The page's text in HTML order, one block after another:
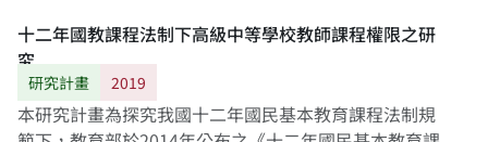
責任。鬆綁國家管制已經是各國教科書制度改革的趨
勢，而我國建構以審定制度為核心的品質保證機制，是
有檢討、改革的餘地。本研究以系統理論作為教科書制
度改革的分析工具，並輔以文獻分析、訪談方法，除探
究教科書審定制度實踐之問題外，並透過教科書的出
十二年國教課程法制下高級中等學校教師課程權限之研
究
研究計畫 2019
本研究計畫為探究我國十二年國民基本教育課程法制規